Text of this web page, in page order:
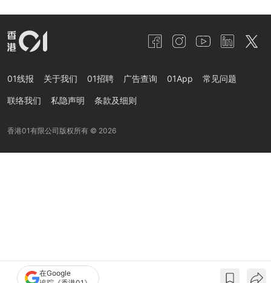
在Google
01线报 关于我们 01招聘 广告查询 01App 常见问题
联络我们 私隐声明 条款及细则
香港01有限公司版权所有 © 2026